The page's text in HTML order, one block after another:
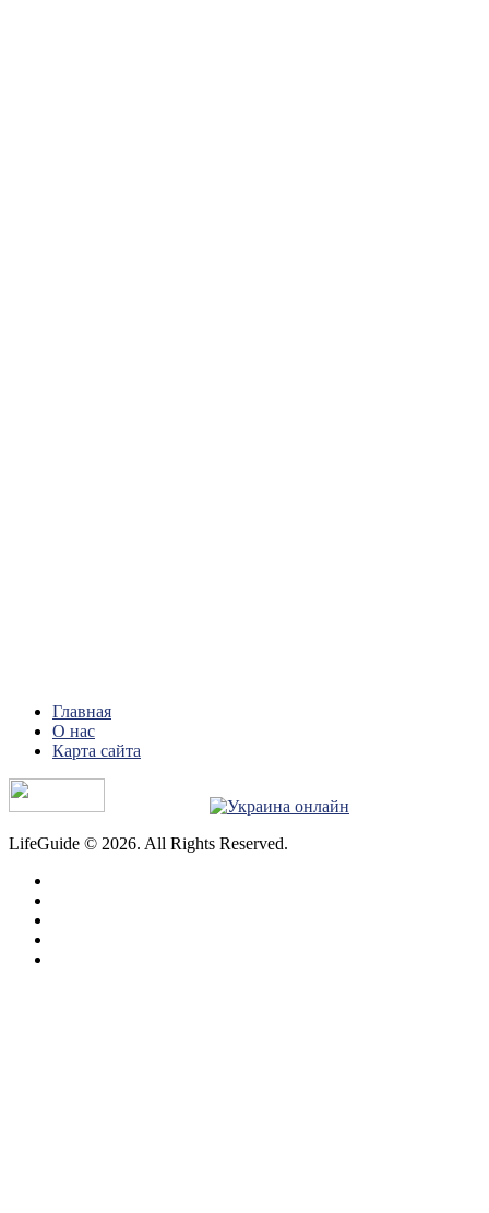
Главная
О нас
Карта сайта
LifeGuide © 2026. All Rights Reserved.